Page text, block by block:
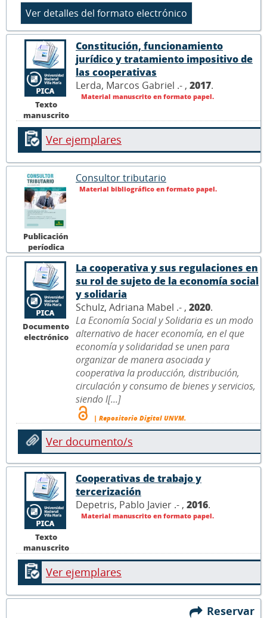
Texto
manuscrito
Constitución, funcionamiento
jurídico y tratamiento impositivo de
las cooperativas
Lerda, Marcos Gabriel .- , 2017.
Material manuscrito en formato papel.
Ver ejemplares
Publicación
períodica
Consultor tributario
Material bibliográfico en formato papel.
Documento
electrónico
La cooperativa y sus regulaciones en
su rol de sujeto de la economía social
y solidaria
Schulz, Adriana Mabel .- , 2020.
La Economía Social y Solidaria es un modo
alternativo de hacer economía, en el que
economía y solidaridad se unen para
organizar de manera asociada y
cooperativa la producción, distribución,
circulación y consumo de bienes y servicios,
siendo l[...]
| Repositorio Digital UNVM.
Ver documento/s
Texto
manuscrito
Cooperativas de trabajo y
tercerización
Depetris, Pablo Javier .- , 2016.
Material manuscrito en formato papel.
Ver ejemplares
Reservar